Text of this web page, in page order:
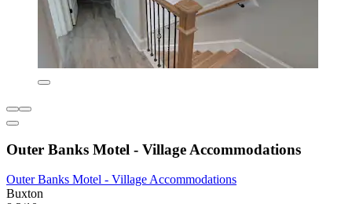
Outer Banks Motel - Village Accommodations
Outer Banks Motel - Village Accommodations
Buxton